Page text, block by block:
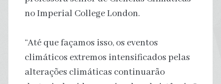
no Imperial College London.
“Até que façamos isso, os eventos
climáticos extremos intensificados pelas
alterações climáticas continuarão